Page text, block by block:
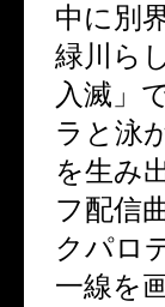
中に別
緑川ら
入滅」
ラと泳
を生み
フ配信
クパロ
一線を